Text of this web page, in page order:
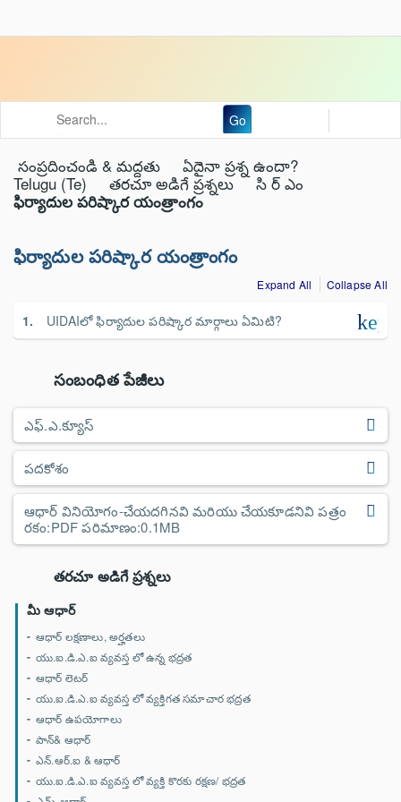
Go
సంప్రదించండి & మద్దతు
ఏదైనా ప్రశ్న ఉందా?
Telugu (Te)
తరచూ అడిగే ప్రశ్నలు సి ర్ ఎం
ఫిర్యాదుల పరిష్కార యంత్రాంగం
ఫిర్యాదుల పరిష్కార యంత్రాంగం
Expand All Collapse All
UIDAIలో ఫిర్యాదుల పరిష్కార మార్గాలు ఏమిటి?
సంబంధిత పేజీలు
ఎఫ్.ఎ.క్యూస్
పదకోశం
ఆధార్ వినియోగం-చేయదగినవి మరియు చేయకూడనివి పత్రం
రకం:PDF పరిమాణం:0.1MB
తరచూ అడిగే ప్రశ్నలు
మీ ఆధార్
ఆధార్ లక్షణాలు, అర్హతలు
యు.ఐ.డి.ఎ.ఐ వ్యవస్త లో ఉన్న భద్రత
ఆధార్ లెటర్
యు.ఐ.డి.ఎ.ఐ వ్యవస్త లో వ్యక్తిగత సమాచార భద్రత
ఆధార్ ఉపయోగాలు
పాన్& ఆధార్
ఎన్.ఆర్.ఐ & ఆధార్
యు.ఐ.డి.ఎ.ఐ వ్యవస్త లో వ్యక్తి కొరకు రక్షణ/ భద్రత